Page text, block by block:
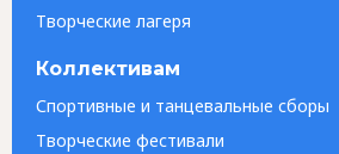
Творческие лагеря
Коллективам
Спортивные и танцевальные сборы
Творческие фестивали